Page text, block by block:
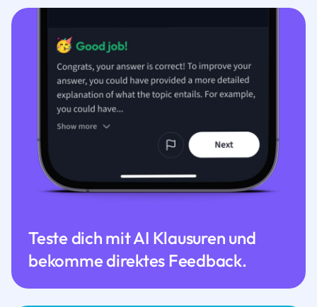
Teste dich mit AI Klausuren und
bekomme direktes Feedback.